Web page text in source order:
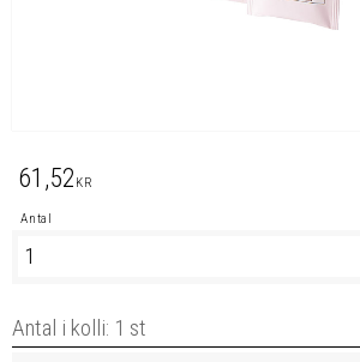
61,52 KR
Antal